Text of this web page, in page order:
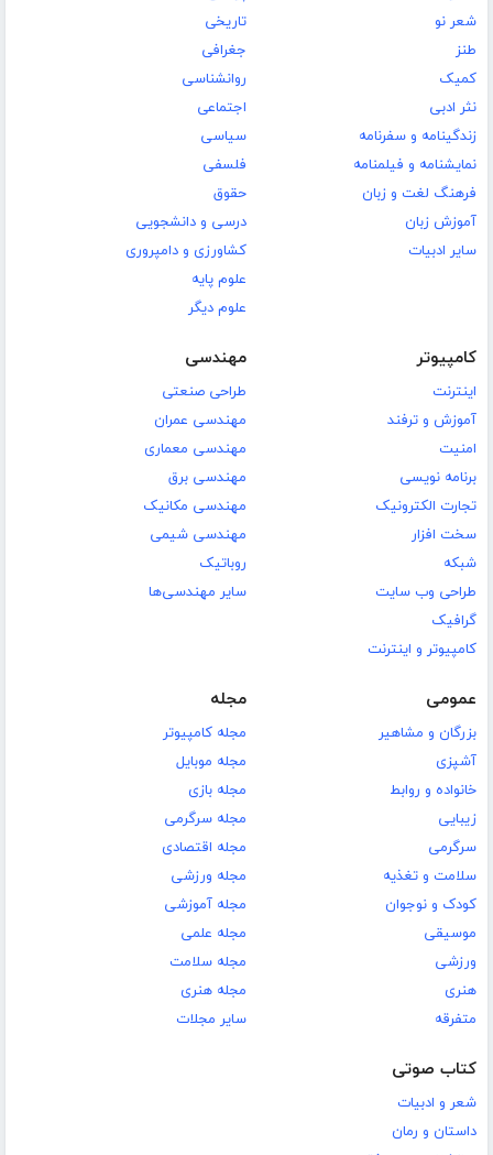
شعر نو
طنز
کمیک
نثر ادبی
زندگینامه و سفرنامه
نمایشنامه و فیلمنامه
فرهنگ لغت و زبان
آموزش زبان
سایر ادبیات
تاریخی
جغرافی
روانشناسی
اجتماعی
سیاسی
فلسفی
حقوق
درسی و دانشجویی
کشاورزی و دامپروری
علوم پایه
علوم دیگر
کامپیوتر
اینترنت
آموزش و ترفند
امنیت
برنامه نویسی
تجارت الکترونیک
سخت افزار
شبکه
طراحی وب سایت
گرافیک
کامپیوتر و اینترنت
مهندسی
طراحی صنعتی
مهندسی عمران
مهندسی معماری
مهندسی برق
مهندسی مکانیک
مهندسی شیمی
روباتیک
سایر مهندسی‌ها
عمومی
بزرگان و مشاهیر
آشپزی
خانواده و روابط
زیبایی
سرگرمی
سلامت و تغذیه
کودک و نوجوان
موسیقی
ورزشی
هنری
متفرقه
مجله
مجله کامپیوتر
مجله موبایل
مجله بازی
مجله سرگرمی
مجله اقتصادی
مجله ورزشی
مجله آموزشی
مجله علمی
مجله سلامت
مجله هنری
سایر مجلات
کتاب صوتی
شعر و ادبیات
داستان و رمان